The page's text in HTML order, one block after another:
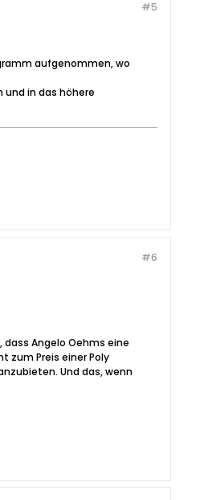
#5
aufgenommen, wo
und in das höhere
#6
Angelo Oehms eine
zum Preis einer Poly
Und das, wenn